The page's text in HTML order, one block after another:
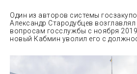
Один из авторов системы
Александр Стародубцев
вопросам госслужбы с ноября
новый Кабмин уволил его с